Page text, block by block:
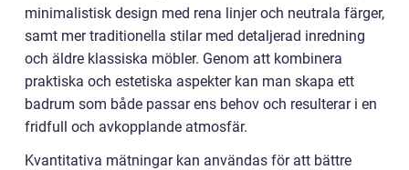
minimalistisk design med rena linjer och neutrala färger,
samt mer traditionella stilar med detaljerad inredning
och äldre klassiska möbler. Genom att kombinera
praktiska och estetiska aspekter kan man skapa ett
badrum som både passar ens behov och resulterar i en
fridfull och avkopplande atmosfär.
Kvantitativa mätningar kan användas för att bättre